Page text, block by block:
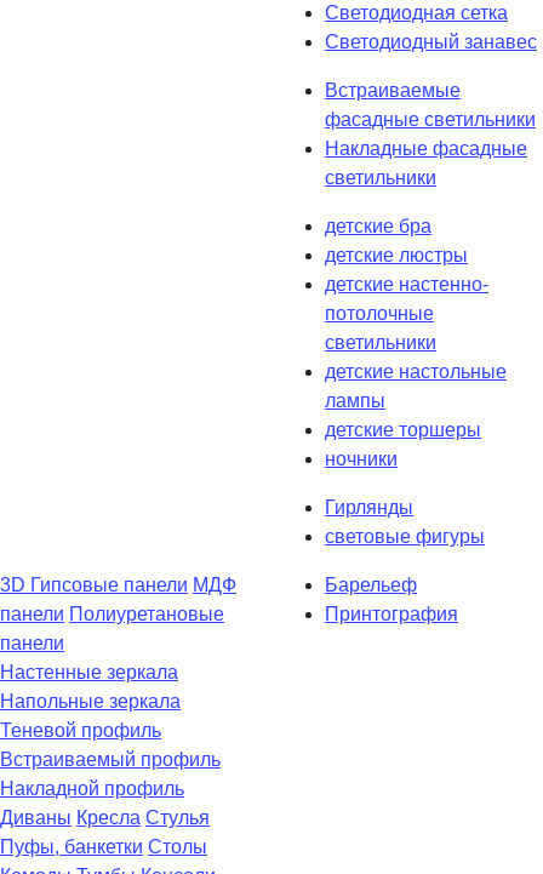
Светодиодная сетка
Светодиодный занавес
Встраиваемые
фасадные светильники
Накладные фасадные
светильники
детские бра
детские люстры
детские настенно-
потолочные
светильники
детские настольные
лампы
детские торшеры
ночники
Гирлянды
световые фигуры
3D Гипсовые панели МДФ
панели Полиуретановые
панели
Барельеф
Принтография
Настенные зеркала
Напольные зеркала
Теневой профиль
Встраиваемый профиль
Накладной профиль
Диваны Кресла Стулья
Пуфы, банкетки Столы